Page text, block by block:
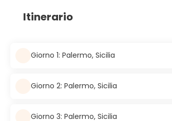
Itinerario
Giorno 1: Palermo, Sicilia
Giorno 2: Palermo, Sicilia
Giorno 3: Palermo, Sicilia